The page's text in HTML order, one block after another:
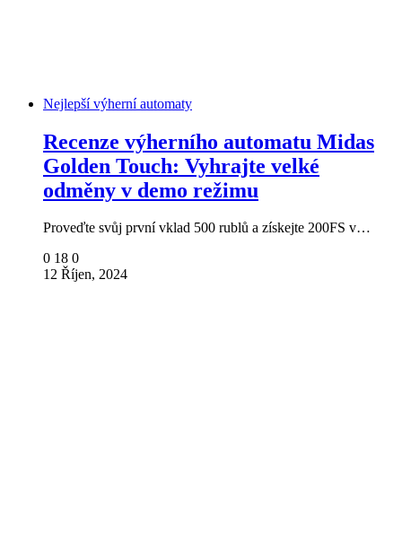
Nejlepší výherní automaty
Recenze výherního automatu Midas
Golden Touch: Vyhrajte velké
odměny v demo režimu
Proveďte svůj první vklad 500 rublů a získejte 200FS v…
0 18 0
12 Říjen, 2024